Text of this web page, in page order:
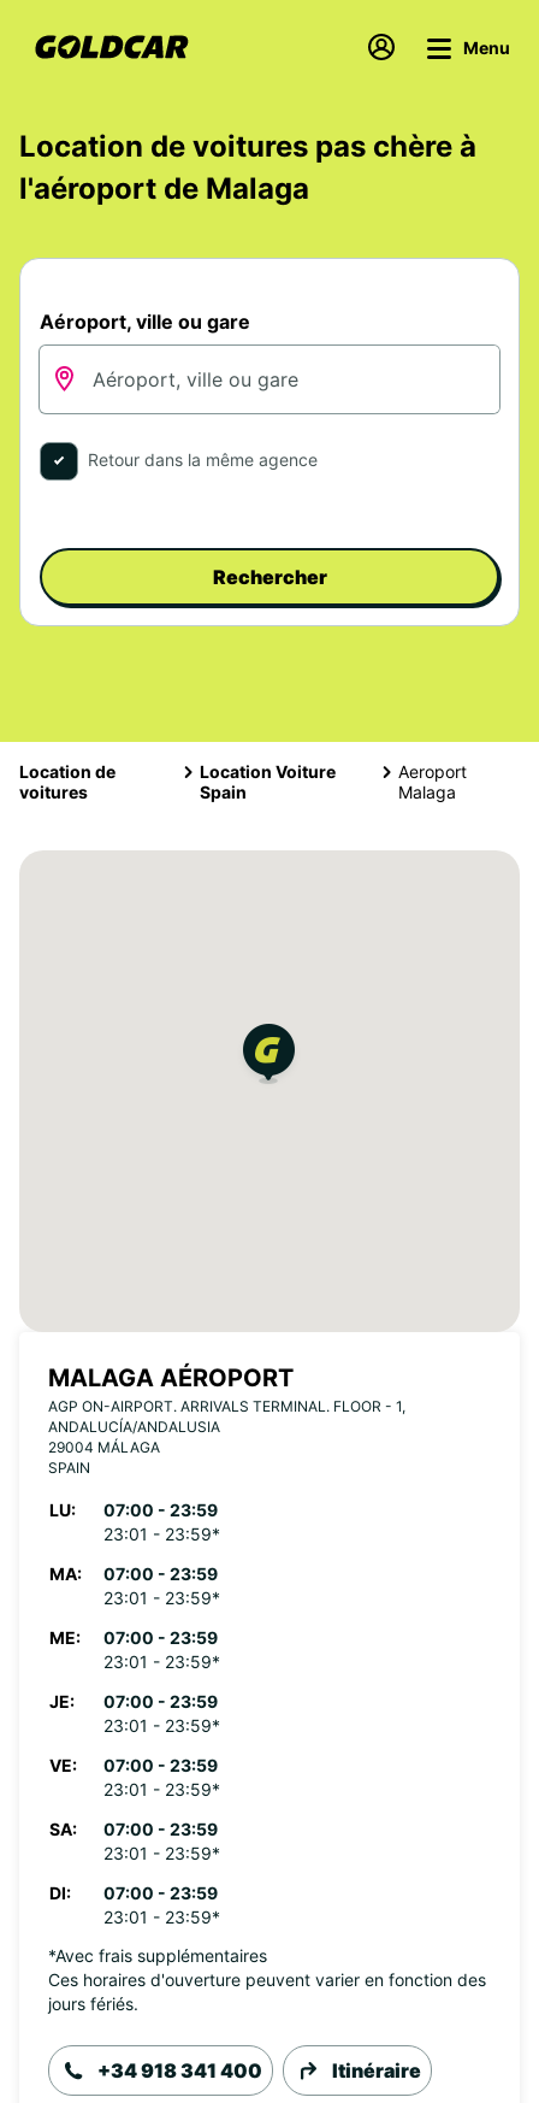
Menu
Location de voitures pas chère à
l'aéroport de Malaga
Aéroport, ville ou gare
Retour dans la même agence
Rechercher
Location de
voitures
Location Voiture
Spain
Aeroport
Malaga
MALAGA AÉROPORT
AGP ON-AIRPORT. ARRIVALS TERMINAL. FLOOR - 1,
ANDALUCÍA/ANDALUSIA
29004 MÁLAGA
SPAIN
LU:
07:00 - 23:59
23:01 - 23:59*
MA:
07:00 - 23:59
23:01 - 23:59*
ME:
07:00 - 23:59
23:01 - 23:59*
JE:
07:00 - 23:59
23:01 - 23:59*
VE:
07:00 - 23:59
23:01 - 23:59*
SA:
07:00 - 23:59
23:01 - 23:59*
DI:
07:00 - 23:59
23:01 - 23:59*
*Avec frais supplémentaires
Ces horaires d'ouverture peuvent varier en fonction des
jours fériés.
+34 918 341 400 Itinéraire